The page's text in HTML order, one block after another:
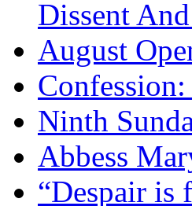
Dissent
August
Ninth
Abbess
“Despair is